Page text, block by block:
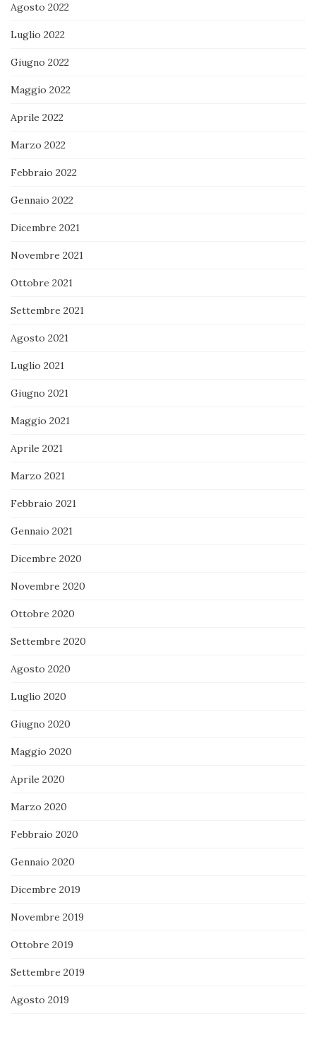
Agosto 2022
Luglio 2022
Giugno 2022
Maggio 2022
Aprile 2022
Marzo 2022
Febbraio 2022
Gennaio 2022
Dicembre 2021
Novembre 2021
Ottobre 2021
Settembre 2021
Agosto 2021
Luglio 2021
Giugno 2021
Maggio 2021
Aprile 2021
Marzo 2021
Febbraio 2021
Gennaio 2021
Dicembre 2020
Novembre 2020
Ottobre 2020
Settembre 2020
Agosto 2020
Luglio 2020
Giugno 2020
Maggio 2020
Aprile 2020
Marzo 2020
Febbraio 2020
Gennaio 2020
Dicembre 2019
Novembre 2019
Ottobre 2019
Settembre 2019
Agosto 2019